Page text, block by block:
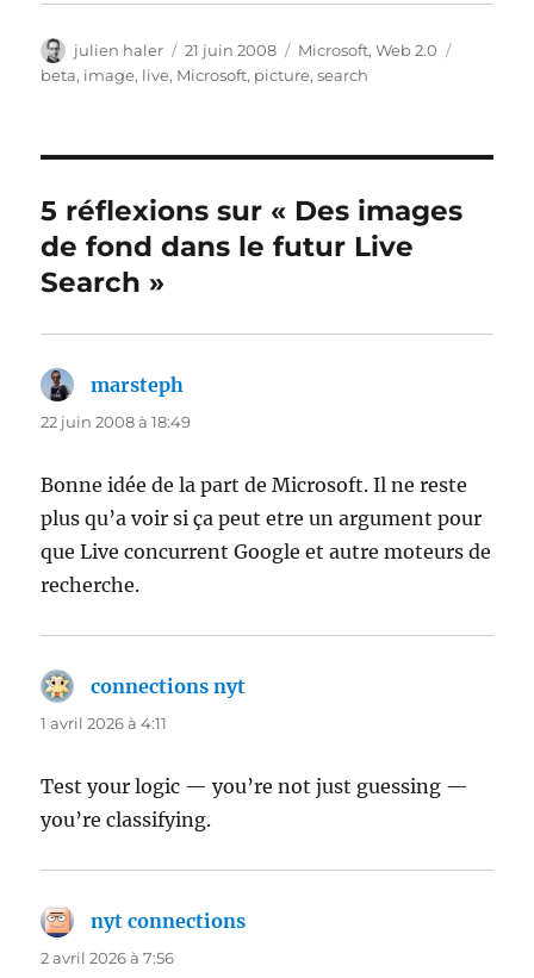
Auteur
julien haler
Publié
le
21 juin 2008 Catégories
Microsoft,Web 2.0
beta, image, live, Microsoft, picture,search
5 réflexions sur « Des images
de fond dans le futur Live
Search »
marsteph
22 juin 2008 à 18:49
Bonne idée de la part de Microsoft. Il ne reste
plus qu’a voir si ça peut etre un argument pour
que Live concurrent Google et autre moteurs de
recherche.
connections nyt
1 avril 2026 à 4:11
Test your logic — you’re not just guessing —
you’re classifying.
nyt connections
2 avril 2026 à 7:56